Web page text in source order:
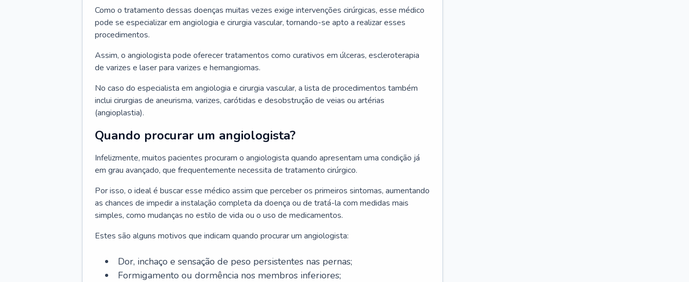
Como o tratamento dessas doenças muitas vezes exige intervenções cirúrgicas, esse médico
pode se especializar em angiologia e cirurgia vascular, tornando-se apto a realizar esses
procedimentos.
Assim, o angiologista pode oferecer tratamentos como curativos em úlceras, escleroterapia
de varizes e laser para varizes e hemangiomas.
No caso do especialista em angiologia e cirurgia vascular, a lista de procedimentos também
inclui cirurgias de aneurisma, varizes, carótidas e desobstrução de veias ou artérias
(angioplastia).
Quando procurar um angiologista?
Infelizmente, muitos pacientes procuram o angiologista quando apresentam uma condição já
em grau avançado, que frequentemente necessita de tratamento cirúrgico.
Por isso, o ideal é buscar esse médico assim que perceber os primeiros sintomas, aumentando
as chances de impedir a instalação completa da doença ou de tratá-la com medidas mais
simples, como mudanças no estilo de vida ou o uso de medicamentos.
Estes são alguns motivos que indicam quando procurar um angiologista:
Dor, inchaço e sensação de peso persistentes nas pernas;
Formigamento ou dormência nos membros inferiores;